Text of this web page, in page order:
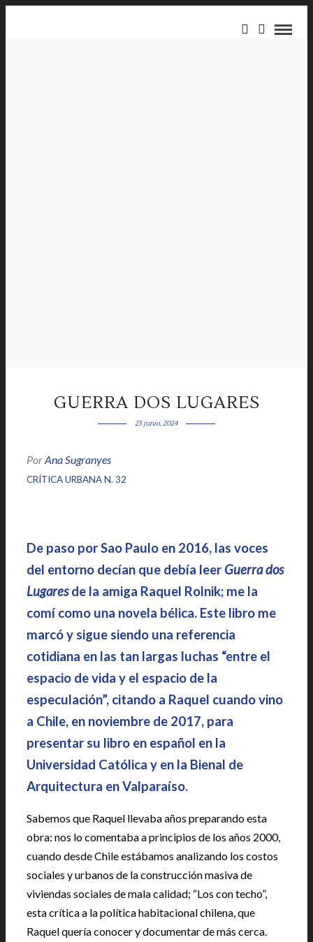
GUERRA DOS LUGARES
23 junio, 2024
PorAna Sugranyes
CRÍTICA URBANA N. 32
De paso por Sao Paulo en 2016, las voces
del entorno decían que debía leer Guerra dos
Lugaresde la amiga Raquel Rolnik; me la
comí como una novela bélica. Este libro me
marcó y sigue siendo una referencia
cotidiana en las tan largas luchas “entre el
espacio de vida y el espacio de la
especulación”, citando a Raquel cuando vino
a Chile, en noviembre de 2017, para
presentar su libro en español en la
Universidad Católica y en la Bienal de
Arquitectura en Valparaíso.
Sabemos que Raquel llevaba años preparando esta
obra: nos lo comentaba a principios de los años 2000,
cuando desde Chile estábamos analizando los costos
sociales y urbanos de la construcción masiva de
viviendas sociales de mala calidad; “Los con techo”,
esta crítica a la política habitacional chilena, que
Raquel quería conocer y documentar de más cerca.